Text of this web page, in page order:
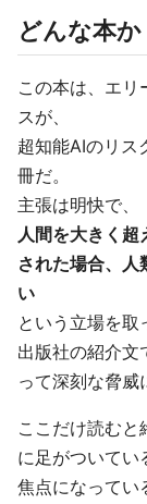
どんな本か
この本は、エリ
スが、
超知能AIのリス
冊だ。
主張は明快で、
人間を大きく
された場合、
い
という立場を取
出版社の紹介文
って深刻な脅威
ここだけ読む
に足がついてい
焦点になってい